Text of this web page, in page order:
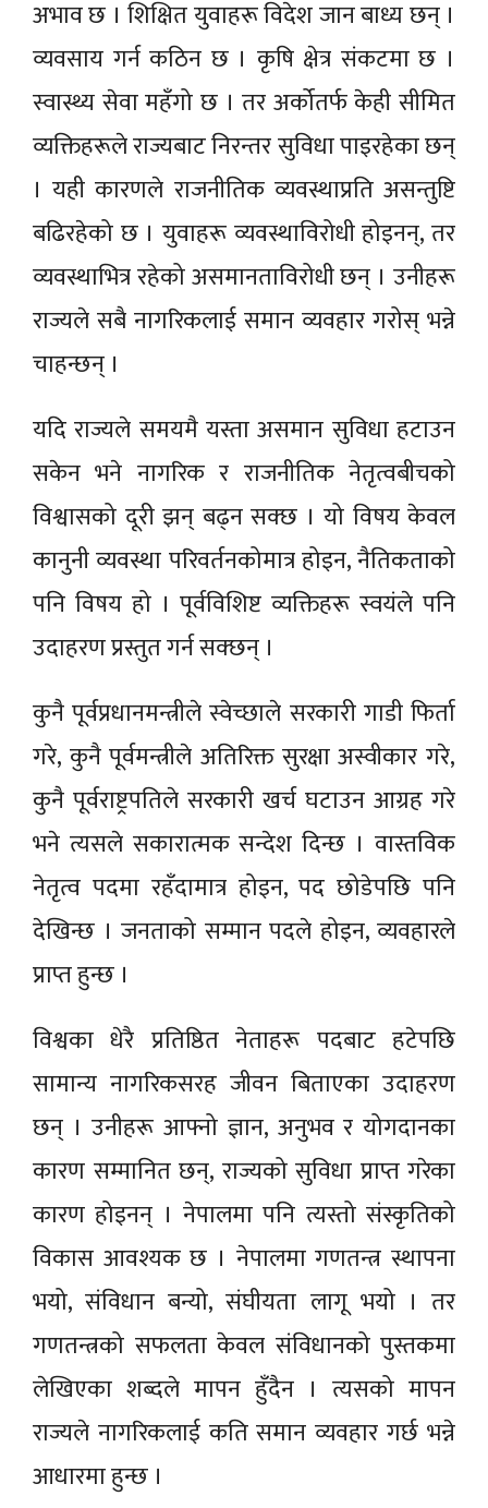
अभाव छ । शिक्षित युवाहरू विदेश जान बाध्य छन् ।
व्यवसाय गर्न कठिन छ । कृषि क्षेत्र संकटमा छ ।
स्वास्थ्य सेवा महँगो छ । तर अर्कोतर्फ केही सीमित
व्यक्तिहरूले राज्यबाट निरन्तर सुविधा पाइरहेका छन्
। यही कारणले राजनीतिक व्यवस्थाप्रति असन्तुष्टि
बढिरहेको छ । युवाहरू व्यवस्थाविरोधी होइनन्, तर
व्यवस्थाभित्र रहेको असमानताविरोधी छन् । उनीहरू
राज्यले सबै नागरिकलाई समान व्यवहार गरोस् भन्ने
चाहन्छन् ।
यदि राज्यले समयमै यस्ता असमान सुविधा हटाउन
सकेन भने नागरिक र राजनीतिक नेतृत्वबीचको
विश्वासको दूरी झन् बढ्न सक्छ । यो विषय केवल
कानुनी व्यवस्था परिवर्तनकोमात्र होइन, नैतिकताको
पनि विषय हो । पूर्वविशिष्ट व्यक्तिहरू स्वयंले पनि
उदाहरण प्रस्तुत गर्न सक्छन् ।
कुनै पूर्वप्रधानमन्त्रीले स्वेच्छाले सरकारी गाडी फिर्ता
गरे, कुनै पूर्वमन्त्रीले अतिरिक्त सुरक्षा अस्वीकार गरे,
कुनै पूर्वराष्ट्रपतिले सरकारी खर्च घटाउन आग्रह गरे
भने त्यसले सकारात्मक सन्देश दिन्छ । वास्तविक
नेतृत्व पदमा रहँदामात्र होइन, पद छोडेपछि पनि
देखिन्छ । जनताको सम्मान पदले होइन, व्यवहारले
प्राप्त हुन्छ ।
विश्वका धेरै प्रतिष्ठित नेताहरू पदबाट हटेपछि
सामान्य नागरिकसरह जीवन बिताएका उदाहरण
छन् । उनीहरू आफ्नो ज्ञान, अनुभव र योगदानका
कारण सम्मानित छन्, राज्यको सुविधा प्राप्त गरेका
कारण होइनन् । नेपालमा पनि त्यस्तो संस्कृतिको
विकास आवश्यक छ । नेपालमा गणतन्त्र स्थापना
भयो, संविधान बन्यो, संघीयता लागू भयो । तर
गणतन्त्रको सफलता केवल संविधानको पुस्तकमा
लेखिएका शब्दले मापन हुँदैन । त्यसको मापन
राज्यले नागरिकलाई कति समान व्यवहार गर्छ भन्ने
आधारमा हुन्छ ।